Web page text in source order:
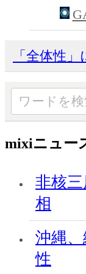
「全体性
mixiニュー
非核
相
沖縄
性